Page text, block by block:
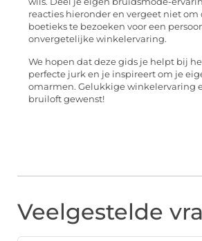
reacties hieronder en vergeet niet om
boetieks te bezoeken voor een
onvergetelijke winkelervaring.
We hopen dat deze gids je helpt bij
perfecte jurk en je inspireert om je
omarmen. Gelukkige winkelervaring
bruiloft gewenst!
Veelgestelde